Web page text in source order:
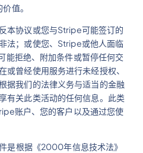
值。
本协议或您与Stripe可能签订的
法；或使您、Stripe或他人面临
能拒绝、附加条件或暂停任何交
或曾经使用服务进行未经授权、
据我们的法律义务与适当的金融
有关此类活动的任何信息。此类
账户、您的客户以及通过您使
是根据《2000年信息技术法》